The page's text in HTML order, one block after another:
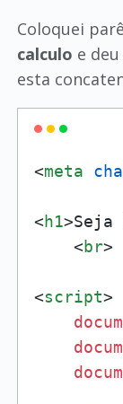
Coloquei
calculo e
esta
<meta
<h1>Seja
<br>
<script>